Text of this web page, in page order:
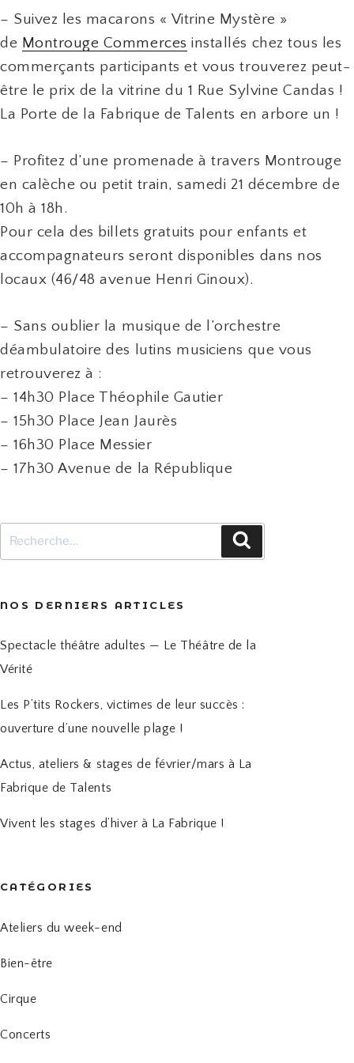
– Suivez les macarons « Vitrine Mystère »
de Montrouge Commerces installés chez tous les
commerçants participants et vous trouverez peut-
être le prix de la vitrine du 1 Rue Sylvine Candas !
La Porte de la Fabrique de Talents en arbore un !
– Profitez d’une promenade à travers Montrouge
en calèche ou petit train, samedi 21 décembre de
10h à 18h.
Pour cela des billets gratuits pour enfants et
accompagnateurs seront disponibles dans nos
locaux (46/48 avenue Henri Ginoux).
– Sans oublier la musique de l’orchestre
déambulatoire des lutins musiciens que vous
retrouverez à :
– 14h30 Place Théophile Gautier
– 15h30 Place Jean Jaurès
– 16h30 Place Messier
– 17h30 Avenue de la République
NOS DERNIERS ARTICLES
Spectacle théâtre adultes — Le Théâtre de la
Vérité
Les P’tits Rockers, victimes de leur succès :
ouverture d’une nouvelle plage !
Actus, ateliers & stages de février/mars à La
Fabrique de Talents
Vivent les stages d’hiver à La Fabrique !
CATÉGORIES
Ateliers du week-end
Bien-être
Cirque
Concerts